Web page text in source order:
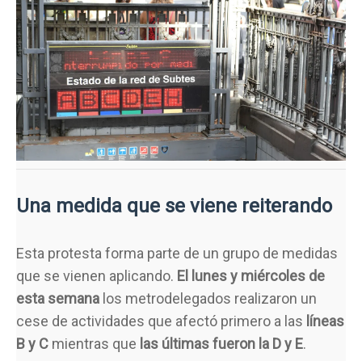
Una medida que se viene reiterando
Esta protesta forma parte de un grupo de medidas
que se vienen aplicando. El lunes y miércoles de
esta semana los metrodelegados realizaron un
cese de actividades que afectó primero a las líneas
B y C mientras que las últimas fueron la D y E.